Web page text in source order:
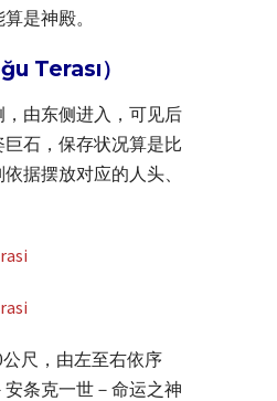
是神殿。
Terası）
由东侧进入，可见后
石，保存状况算是比
据摆放对应的人头、
尺，由左至右依序
条克一世－命运之神